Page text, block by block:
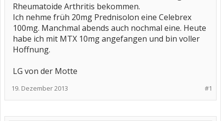
Rheumatoide Arthritis bekommen.
Ich nehme früh 20mg Prednisolon eine Celebrex
100mg. Manchmal abends auch nochmal eine. Heute
habe ich mit MTX 10mg angefangen und bin voller
Hoffnung.
LG von der Motte
#1
19. Dezember 2013